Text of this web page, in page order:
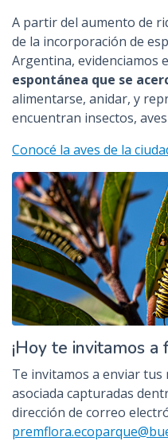
A partir del aumento de
de la incorporación de
Argentina, evidenciamos
espontánea que se
alimentarse, anidar, y
encuentran insectos,
Conocé la aves de la
¡Hoy te invitamos a
Te invitamos a enviar
asociada capturadas
dirección de correo